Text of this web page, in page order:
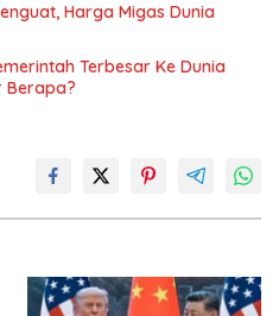
Harga Migas Dunia
Terbesar Ke Dunia
Berapa?